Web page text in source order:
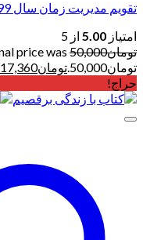
تقویم مدیریت زمان سال 1399
امتیاز 5.00 از 5
تومان50,000
تومان50,000.
تومان17,360
حراج!